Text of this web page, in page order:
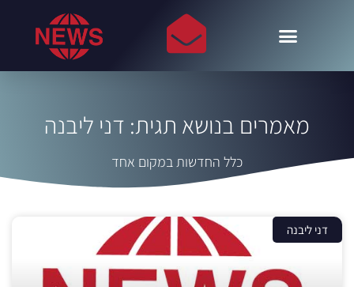
מאמרים בנושא תגית: דני ליבנה
כלל החדשות במקום אחד
דני ליבנה